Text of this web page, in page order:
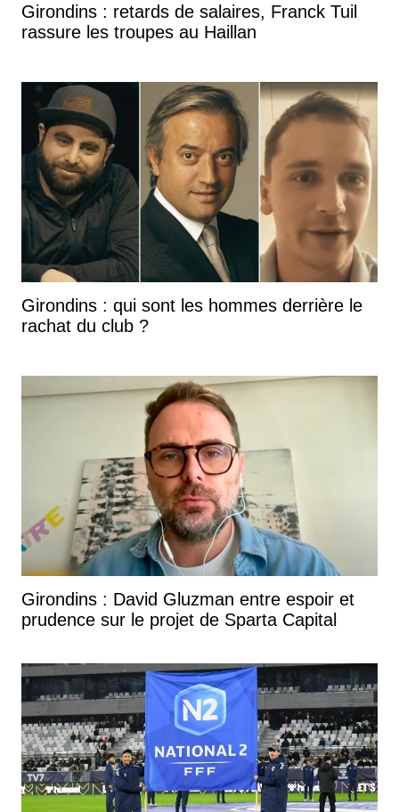
Girondins : retards de salaires, Franck Tuil
rassure les troupes au Haillan
Girondins : qui sont les hommes derrière le
rachat du club ?
Girondins : David Gluzman entre espoir et
prudence sur le projet de Sparta Capital